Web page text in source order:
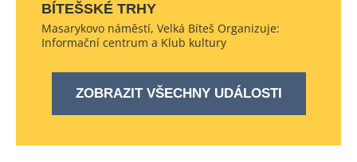
BÍTEŠSKÉ TRHY
Masarykovo náměstí, Velká Bíteš Organizuje:
Informační centrum a Klub kultury
ZOBRAZIT VŠECHNY UDÁLOSTI